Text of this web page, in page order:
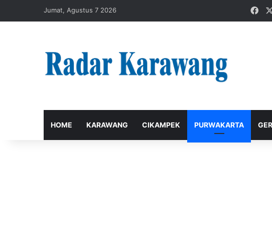
Jumat, Agustus 7 2026
HOME KARAWANG CIKAMPEK PURWAKARTA